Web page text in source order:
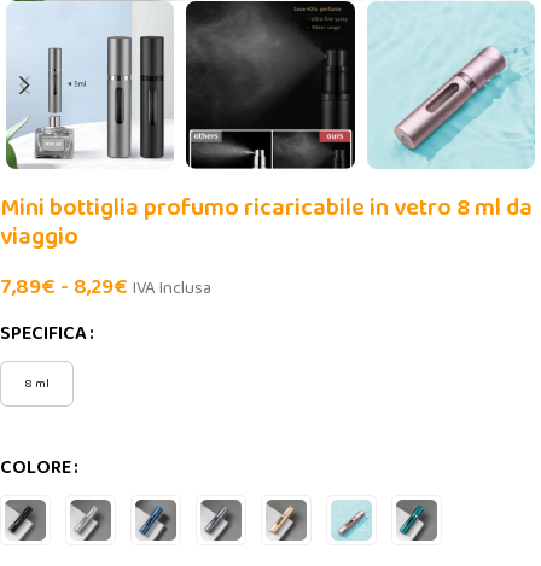
Mini bottiglia profumo ricaricabile in vetro 8 ml da
viaggio
7,89€ - 8,29€ IVA Inclusa
SPECIFICA
8 ml
COLORE